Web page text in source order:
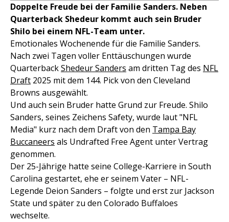
Doppelte Freude bei der Familie Sanders. Neben
Quarterback Shedeur kommt auch sein Bruder
Shilo bei einem NFL-Team unter.
Emotionales Wochenende für die Familie Sanders.
Nach zwei Tagen voller Enttäuschungen wurde
QuarterbackShedeur Sanders am dritten Tag des NFL
Draft 2025 mit dem 144. Pick von den Cleveland
Browns ausgewählt.
Und auch sein Bruder hatte Grund zur Freude. Shilo
Sanders, seines Zeichens Safety, wurde laut "NFL
Media" kurz nach dem Draft von den Tampa Bay
Buccaneers als Undrafted Free Agent unter Vertrag
genommen.
Der 25-Jährige hatte seine College-Karriere in South
Carolina gestartet, ehe er seinem Vater – NFL-
Legende Deion Sanders – folgte und erst zur Jackson
State und später zu den Colorado Buffaloes
wechselte.